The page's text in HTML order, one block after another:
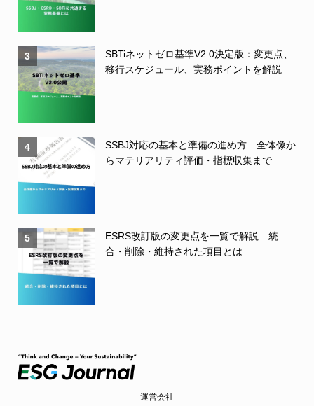
3
SBTiネットゼロ基準V2.0決定版：変更点、
移行スケジュール、実務ポイントを解説
4
SSBJ対応の基本と準備の進め方 全体像か
らマテリアリティ評価・指標収集まで
5
ESRS改訂版の変更点を一覧で解説 統
合・削除・維持された項目とは
運営会社